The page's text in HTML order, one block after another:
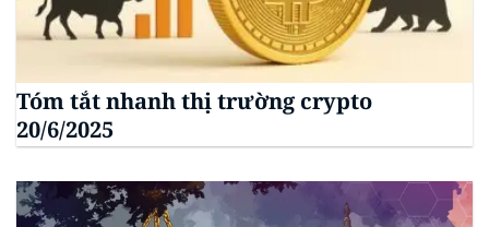
Tóm tắt nhanh thị trường crypto
20/6/2025